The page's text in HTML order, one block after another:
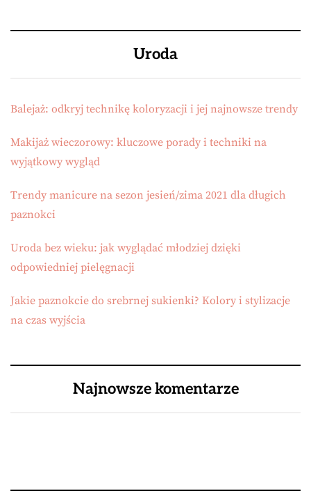
Uroda
Balejaż: odkryj technikę koloryzacji i jej najnowsze trendy
Makijaż wieczorowy: kluczowe porady i techniki na
wyjątkowy wygląd
Trendy manicure na sezon jesień/zima 2021 dla długich
paznokci
Uroda bez wieku: jak wyglądać młodziej dzięki
odpowiedniej pielęgnacji
Jakie paznokcie do srebrnej sukienki? Kolory i stylizacje
na czas wyjścia
Najnowsze komentarze